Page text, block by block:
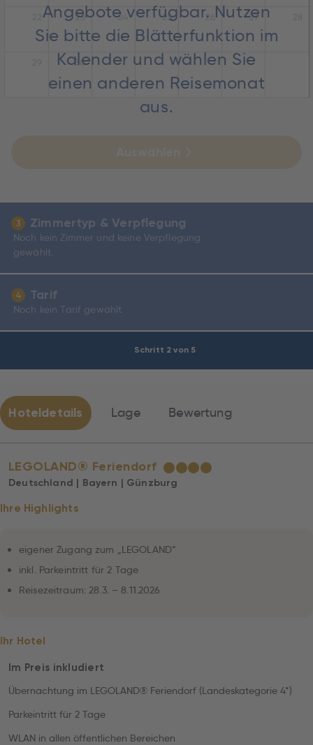
Schritt 2 von 5
Angebote verfügbar. Nutzen
Sie bitte die Blätterfunktion im
Kalender und wählen Sie
einen anderen Reisemonat
aus.
23 24 25 26 27
30
3 Zimmertyp & Verpflegung
Noch kein Zimmer und keine Verpflegung
gewählt.
4 Tarif
Noch kein Tarif gewählt
Hoteldetails Lage Bewertung
LEGOLAND® Feriendorf ★★★★
Deutschland | Bayern | Günzburg
Ihre Highlights
eigener Zugang zum „LEGOLAND“
inkl. Parkeintritt für 2 Tage
Reisezeitraum: 28.3. – 8.11.2026
Ihr Hotel
Im Preis inkludiert
Übernachtung im LEGOLAND® Feriendorf (Landeskategorie 4*)
Parkeintritt für 2 Tage
WLAN in allen öffentlichen Bereichen